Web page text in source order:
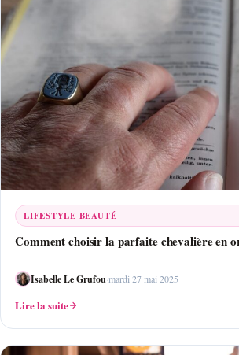
LIFESTYLE BEAUTÉ
Comment choisir la parfaite chevalière en
Isabelle Le Grufou·mardi 27 mai 2025
Lire la suite